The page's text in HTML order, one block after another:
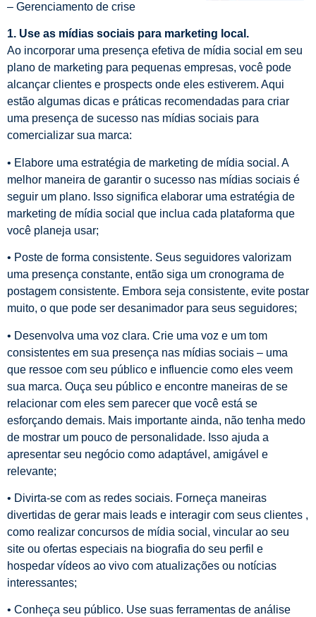
– Gerenciamento de crise
1. Use as mídias sociais para marketing local.
Ao incorporar uma presença efetiva de mídia social em seu
plano de marketing para pequenas empresas, você pode
alcançar clientes e prospects onde eles estiverem. Aqui
estão algumas dicas e práticas recomendadas para criar
uma presença de sucesso nas mídias sociais para
comercializar sua marca:
• Elabore uma estratégia de marketing de mídia social. A
melhor maneira de garantir o sucesso nas mídias sociais é
seguir um plano. Isso significa elaborar uma estratégia de
marketing de mídia social que inclua cada plataforma que
você planeja usar;
• Poste de forma consistente. Seus seguidores valorizam
uma presença constante, então siga um cronograma de
postagem consistente. Embora seja consistente, evite postar
muito, o que pode ser desanimador para seus seguidores;
• Desenvolva uma voz clara. Crie uma voz e um tom
consistentes em sua presença nas mídias sociais – uma
que ressoe com seu público e influencie como eles veem
sua marca. Ouça seu público e encontre maneiras de se
relacionar com eles sem parecer que você está se
esforçando demais. Mais importante ainda, não tenha medo
de mostrar um pouco de personalidade. Isso ajuda a
apresentar seu negócio como adaptável, amigável e
relevante;
• Divirta-se com as redes sociais. Forneça maneiras
divertidas de gerar mais leads e interagir com seus clientes ,
como realizar concursos de mídia social, vincular ao seu
site ou ofertas especiais na biografia do seu perfil e
hospedar vídeos ao vivo com atualizações ou notícias
interessantes;
• Conheça seu público. Use suas ferramentas de análise